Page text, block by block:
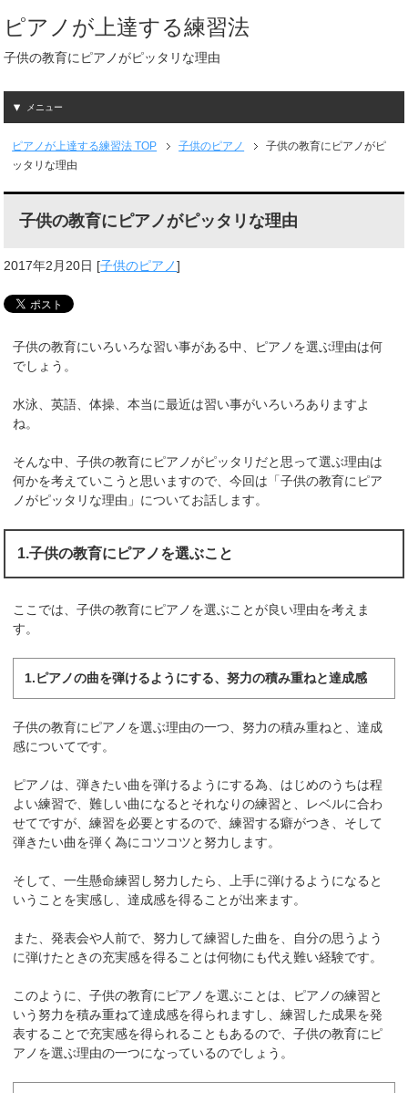
ピアノが上達する練習法
子供の教育にピアノがピッタリな理由
メニュー
ピアノが上達する練習法 TOP 子供のピアノ
子供の教育にピアノがピ
ッタリな理由
子供の教育にピアノがピッタリな理由
2017年2月20日 [子供のピアノ]
子供の教育にいろいろな習い事がある中、ピアノを選ぶ理由は何
でしょう。
水泳、英語、体操、本当に最近は習い事がいろいろありますよ
ね。
そんな中、子供の教育にピアノがピッタリだと思って選ぶ理由は
何かを考えていこうと思いますので、今回は「子供の教育にピア
ノがピッタリな理由」についてお話します。
1.子供の教育にピアノを選ぶこと
ここでは、子供の教育にピアノを選ぶことが良い理由を考えま
す。
1.ピアノの曲を弾けるようにする、努力の積み重ねと達成感
子供の教育にピアノを選ぶ理由の一つ、努力の積み重ねと、達成
感についてです。
ピアノは、弾きたい曲を弾けるようにする為、はじめのうちは程
よい練習で、難しい曲になるとそれなりの練習と、レベルに合わ
せてですが、練習を必要とするので、練習する癖がつき、そして
弾きたい曲を弾く為にコツコツと努力します。
そして、一生懸命練習し努力したら、上手に弾けるようになると
いうことを実感し、達成感を得ることが出来ます。
また、発表会や人前で、努力して練習した曲を、自分の思うよう
に弾けたときの充実感を得ることは何物にも代え難い経験です。
このように、子供の教育にピアノを選ぶことは、ピアノの練習と
いう努力を積み重ねて達成感を得られますし、練習した成果を発
表することで充実感を得られることもあるので、子供の教育にピ
アノを選ぶ理由の一つになっているのでしょう。